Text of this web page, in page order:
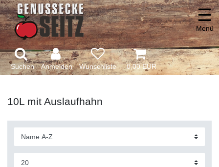
Suchen Anmelden 0,00 EUR
☰
Menü
10L mit Auslaufhahn